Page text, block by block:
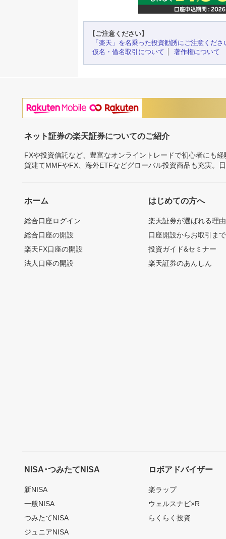
【ご注意ください】
「楽天」を名乗った投資勧誘にご注意くださ
仮名・借名取引について
著作権について
ネット証券の楽天証券についてのご紹介
FXや投資信託など、豊富なオンライントレードで初心者にも
貨建てMMFやFX、海外ETFなどグローバル投資商品も充実。
ホーム
総合口座ログイン
総合口座の開設
楽天FX口座の開設
法人口座の開設
はじめての方へ
楽天証券が選ばれる理由
口座開設からお取引ま
投資ガイド&セミナー
楽天証券のあんしん
NISA･つみたてNISA
新NISA
一般NISA
つみたてNISA
ジュニアNISA
ロボアドバイザー
楽ラップ
ウェルスナビ×R
らくらく投資